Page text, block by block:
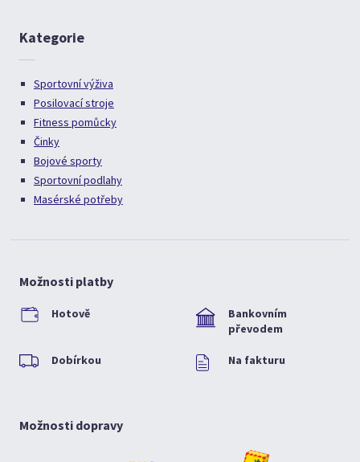
Kategorie
Sportovní výživa
Posilovací stroje
Fitness pomůcky
Činky
Bojové sporty
Sportovní podlahy
Masérské potřeby
Možnosti platby
Hotově
Bankovním
převodem
Dobírkou Na fakturu
Možnosti dopravy